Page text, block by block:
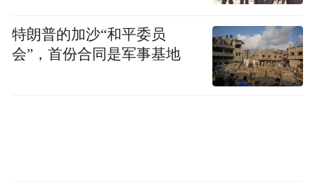
特朗普的加沙“和平委员
会”，首份合同是军事基地